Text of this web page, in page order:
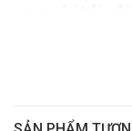
thiết kế gọn